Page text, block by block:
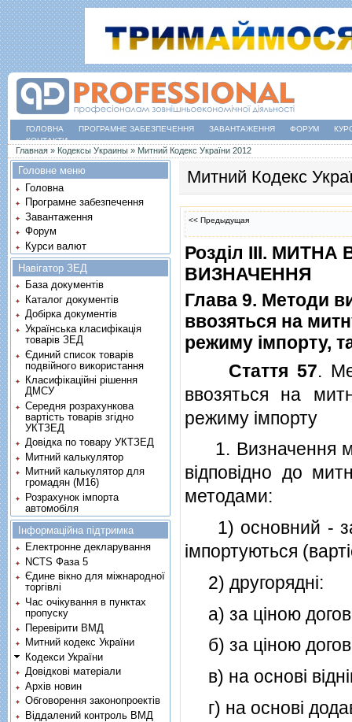
ГОЛОВНА ПРОГРАМНЕ ЗАБЕЗПЕЧЕННЯ ЗАВАНТАЖЕННЯ ФОРУМ
КОНТАКТИ
Ви є тут
Главная » Кодексы Украины » Митний Кодекс України 2012
Митний Кодекс
<< Предыдущая
Роздiл III. МИТНА
ВИЗНАЧЕННЯ
Глава 9. Методи
ввозяться на
режиму iмпорту,
Стаття 57.
ввозяться на
режиму iмпорту
1. Визначення
вiдповiдно до
методами:
1) основний - за
iмпортуються
2) другоряднi:
а) за цiною
б) за цiною
в) на основi
г) на основi
Головне меню
Головна
Програмне забезпечення
Завантаження
Форум
Курси валют
Навігатор ЗЕД
База документів
Каталог документів
Добірка документів
Українська класифікація
товарів ЗЕД
Єдиний список товарів
подвійного використання
Класифікаційні рішення
ДМСУ
Середня розрахункова
вартість товарів згідно
УКТЗЕД
Довідка по товару УКТЗЕД
Митний калькулятор
Митний калькулятор для
громадян (М16)
Розрахунок імпорта
автомобіля
Інформаційна підтримка
Електронне декларування
NCTS Фаза 5
Єдине вікно для міжнародної
торгівлі
Час очікування в пунктах
пропуску
Перевірити ВМД
Митний кодекс України
Кодекси України
Довідкові матеріали
Архів новин
Обговорення законопроектів
Віддалений контроль ВМД